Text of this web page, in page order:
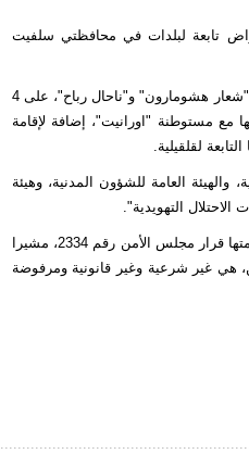
تابعة لبلدات في محافظتي سلفيت
وكشف محافظ سلفيت عبد الله كميل، في بيان له، أن "المخطط يهدف إلى إقامة منطقة صناعية جديدة باسم "شعار هشومارون" و"ناحال رباح"، على 4
مع مستوطنة "اورانيت"، إضافة لإقامة
لقلقيلية.
العامة للشؤون المدنية، وهيئة
التهويدية".
وأكد أن ممارسات الاحتلال هذه "تعد خرقا فاضحا وجسيما للقانون الدولي وقرارات الشرعية الدولية، وفي مقدمتها قرار مجلس الأمن رقم 2334، مشيرا
هي غير شرعية وغير قانونية ومرفوضة